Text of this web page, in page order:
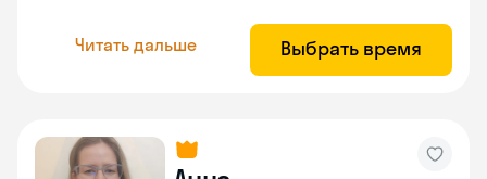
Читать дальше Выбрать время